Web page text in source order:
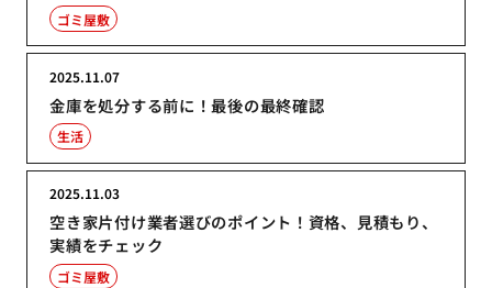
ゴミ屋敷
金庫を処分する前に！最後の最終確認
2025.11.07
生活
空き家片付け業者選びのポイント！資格、見積もり、
実績をチェック
2025.11.03
ゴミ屋敷